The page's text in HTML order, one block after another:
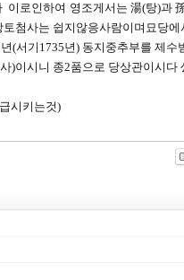
로인하여 영조게서는 湯(탕)과
첨사는 쉽지않응사람이며묘당
(서기1735년) 동지중추부를 제
)이시니 종2품으로 당상관이시
시키는것)